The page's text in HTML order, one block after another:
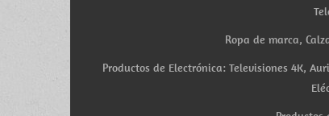
Ropa de marca,
Productos de Electrónica: Televisiones 4K,